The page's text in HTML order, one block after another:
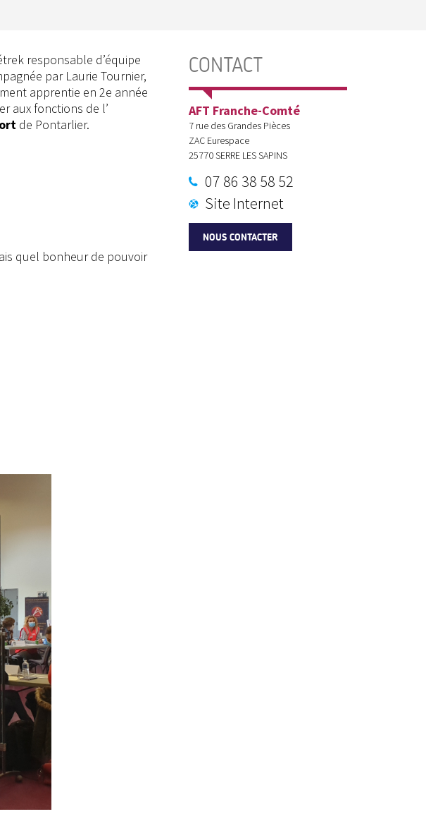
responsable d’équipe
par Laurie Tournier,
apprentie en 2e année
aux fonctions de l’
de Pontarlier.
quel bonheur de pouvoir
CONTACT
AFT Franche-Comté
7 rue des Grandes Pièces
ZAC Eurespace
25770SERRE LES SAPINS
07 86 38 58 52
Site Internet
NOUS CONTACTER